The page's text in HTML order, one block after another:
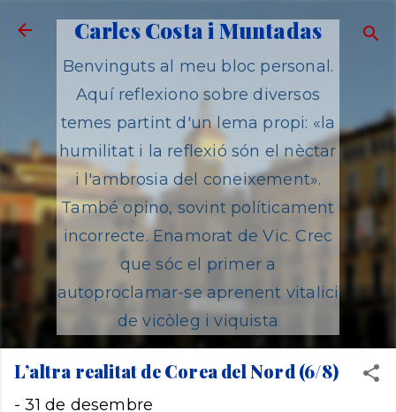
Salta al contingut principal
Carles Costa i Muntadas
Benvinguts al meu bloc personal.
Aquí reflexiono sobre diversos
temes partint d'un lema propi: «la
humilitat i la reflexió són el nèctar
i l'ambrosia del coneixement».
També opino, sovint políticament
incorrecte. Enamorat de Vic. Crec
que sóc el primer a
autoproclamar-se aprenent vitalici
de vicòleg i viquista
L’altra realitat de Corea del Nord (6/8)
-31 de desembre